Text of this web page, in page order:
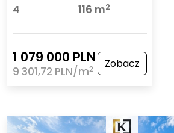
4
116 m2
1 079 000 PLN
9 301,72 PLN/m2 Zobacz